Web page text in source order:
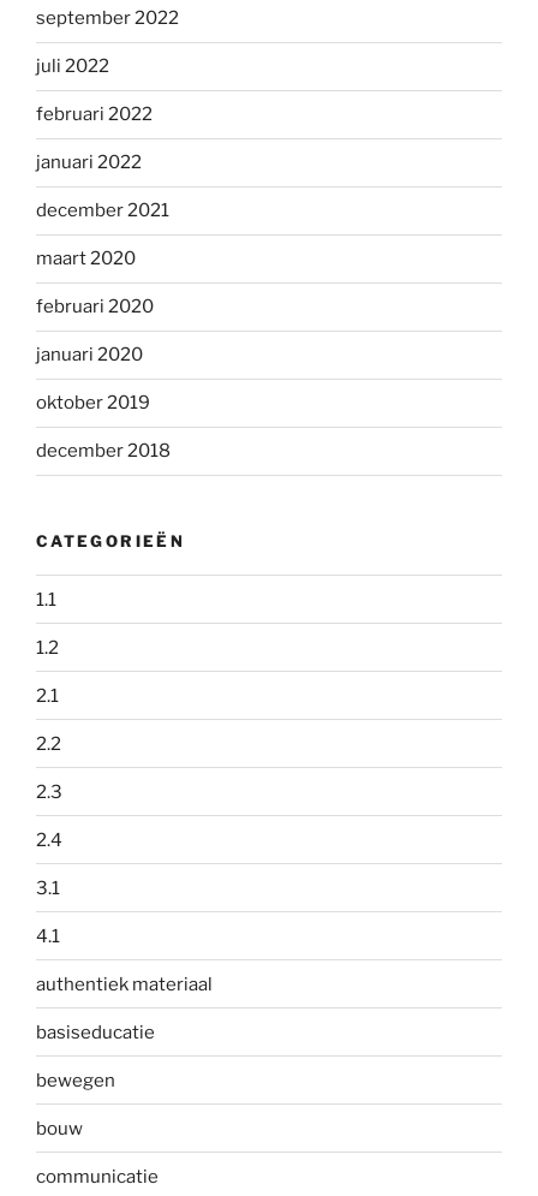
september 2022
juli 2022
februari 2022
januari 2022
december 2021
maart 2020
februari 2020
januari 2020
oktober 2019
december 2018
CATEGORIEËN
1.1
1.2
2.1
2.2
2.3
2.4
3.1
4.1
authentiek materiaal
basiseducatie
bewegen
bouw
communicatie